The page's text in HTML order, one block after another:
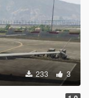
233 3